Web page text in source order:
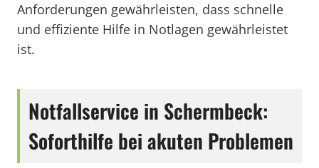
Anforderungen gewährleisten, dass schnelle
und effiziente Hilfe in Notlagen gewährleistet
ist.
Notfallservice in Schermbeck:
Soforthilfe bei akuten Problemen